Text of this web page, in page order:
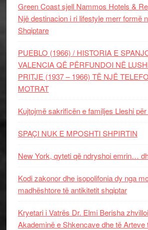
Green Coast sjell Nammos Hotels &
Një destinacion i ri lifestyle merr formë
Shqiptare
PUEBLO (1966) / HISTORIA E
VALENCIA QË PËRFUNDOI NË
PRITJE (1937 – 1966) TË NJË
MOTRAT
Kujtojmë sakrificën e familjes Lleshi
SPAÇI NUK E MPOSHTI SHPIRTIN
New York, qyteti që ndryshoi emrin…
Kodi zakonor dhe isopolifonia dy nga
madhështore të antikitetit shqiptar
Kryetari i Vatrës Dr. Elmi Berisha
Akademinë e Shkencave dhe të Arteve